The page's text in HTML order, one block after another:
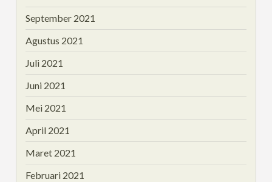
September 2021
Agustus 2021
Juli 2021
Juni 2021
Mei 2021
April 2021
Maret 2021
Februari 2021